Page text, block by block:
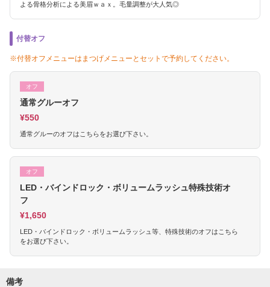
よる骨格分析による美眉ｗａｘ。毛量調整が大人気◎
付替オフ
※付替オフメニューはまつげメニューとセットで予約してください。
オフ
通常グルーオフ
¥550
通常グルーのオフはこちらをお選び下さい。
オフ
LED・バインドロック・ボリュームラッシュ特殊技術オ
フ
¥1,650
LED・バインドロック・ボリュームラッシュ等、特殊技術のオフはこちら
をお選び下さい。
備考